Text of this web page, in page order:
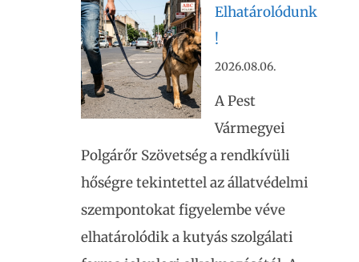
Elhatárolódunk
!
2026.08.06.
A Pest
Vármegyei
Polgárőr Szövetség a rendkívüli
hőségre tekintettel az állatvédelmi
szempontokat figyelembe véve
elhatárolódik a kutyás szolgálati